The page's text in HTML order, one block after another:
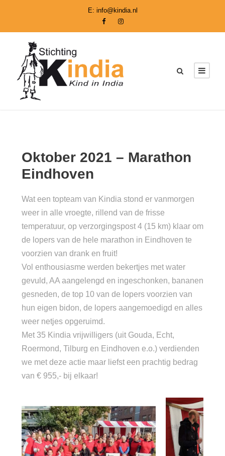
E: info@kindia.nl
Oktober 2021 – Marathon
Eindhoven
Wat een topteam van Kindia stond er vanmorgen
weer in alle vroegte, rillend van de frisse
temperatuur, op verzorgingspost 4 (15 km) klaar om
de lopers van de hele marathon in Eindhoven te
voorzien van drank en fruit!
Vol enthousiasme werden bekertjes met water
gevuld, AA aangelengd en ingeschonken, bananen
gesneden, de top 10 van de lopers voorzien van
hun eigen bidon, de lopers aangemoedigd en alles
weer netjes opgeruimd.
Met 35 Kindia vrijwilligers (uit Gouda, Echt,
Roermond, Tilburg en Eindhoven e.o.) verdienden
we met deze actie maar liefst een prachtig bedrag
van € 955,- bij elkaar!